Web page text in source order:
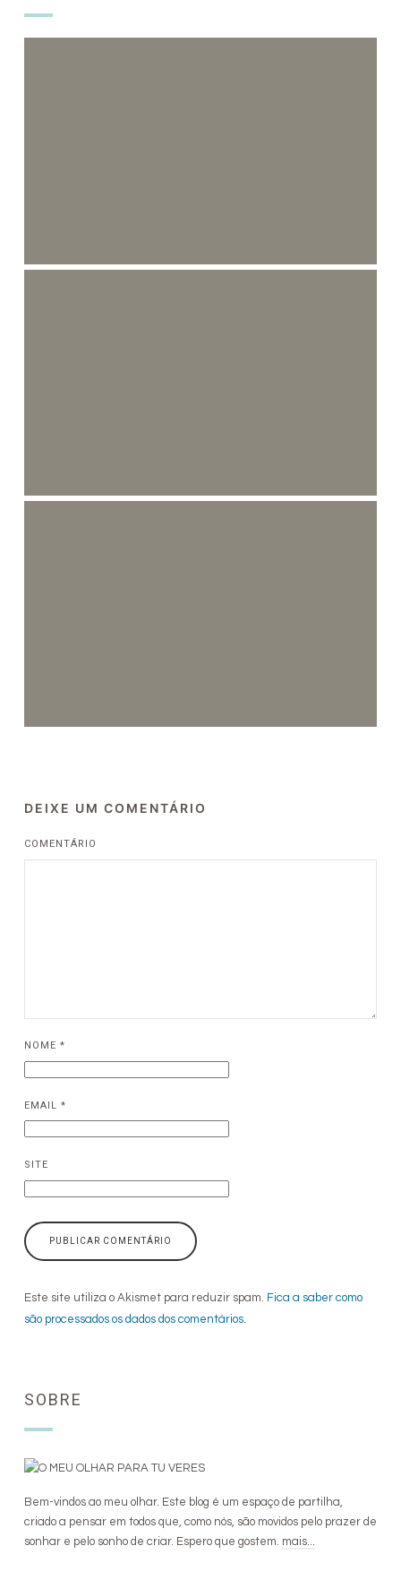
DEIXE UM COMENTÁRIO
COMENTÁRIO
NOME *
EMAIL *
SITE
Este site utiliza o Akismet para reduzir spam. Fica a saber como
são processados os dados dos comentários.
SOBRE
Bem-vindos ao meu olhar. Este blog é um espaço de partilha,
criado a pensar em todos que, como nós, são movidos pelo prazer de
sonhar e pelo sonho de criar. Espero que gostem. mais...